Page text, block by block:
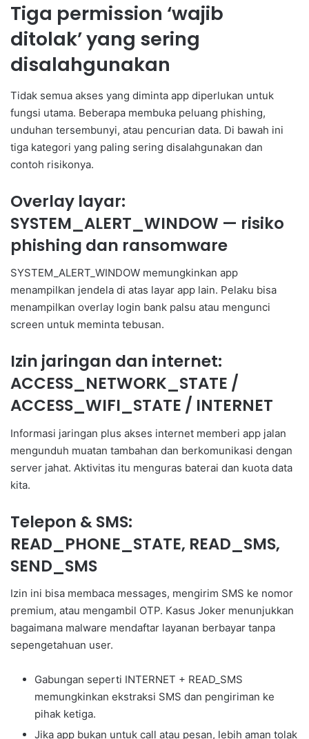
Tiga permission ‘wajib
ditolak’ yang sering
disalahgunakan
Tidak semua akses yang diminta app diperlukan untuk
fungsi utama. Beberapa membuka peluang phishing,
unduhan tersembunyi, atau pencurian data. Di bawah ini
tiga kategori yang paling sering disalahgunakan dan
contoh risikonya.
Overlay layar:
SYSTEM_ALERT_WINDOW — risiko
phishing dan ransomware
SYSTEM_ALERT_WINDOW memungkinkan app
menampilkan jendela di atas layar app lain. Pelaku bisa
menampilkan overlay login bank palsu atau mengunci
screen untuk meminta tebusan.
Izin jaringan dan internet:
ACCESS_NETWORK_STATE /
ACCESS_WIFI_STATE / INTERNET
Informasi jaringan plus akses internet memberi app jalan
mengunduh muatan tambahan dan berkomunikasi dengan
server jahat. Aktivitas itu menguras baterai dan kuota data
kita.
Telepon & SMS:
READ_PHONE_STATE, READ_SMS,
SEND_SMS
Izin ini bisa membaca messages, mengirim SMS ke nomor
premium, atau mengambil OTP. Kasus Joker menunjukkan
bagaimana malware mendaftar layanan berbayar tanpa
sepengetahuan user.
Gabungan seperti INTERNET + READ_SMS
memungkinkan ekstraksi SMS dan pengiriman ke
pihak ketiga.
Jika app bukan untuk call atau pesan, lebih aman tolak